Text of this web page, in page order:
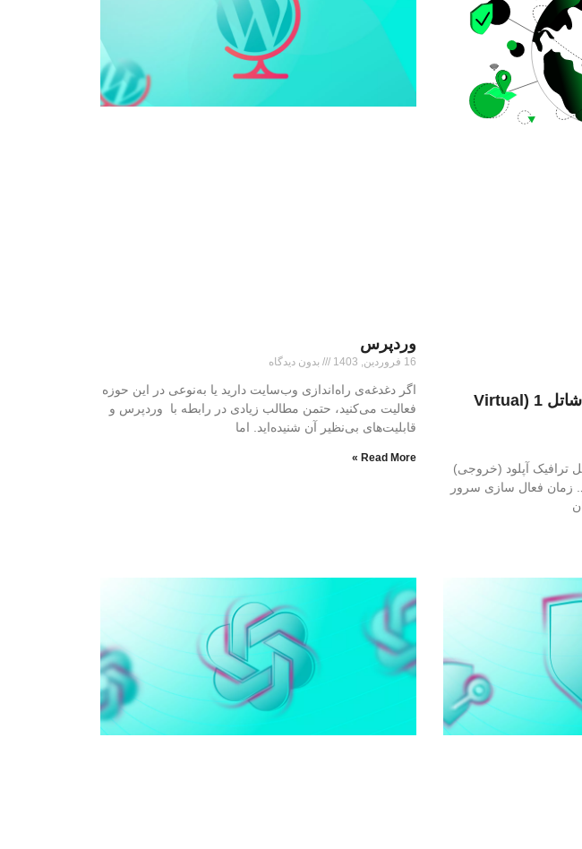
ارائه خدمات سرور مجازی شاتل 1 (Virtual
ترافیک آپلود (خروجی)
زمان فعال سازی سرور
وردپرس
16 فروردین, 1403 بدون دیدگاه
اگر دغدغه‌ی راه‌اندازی وب‌سایت دارید یا به‌نوعی در این حوزه
فعالیت می‌کنید، حتمن مطالب زیادی در رابطه با وردپرس و
قابلیت‌های بی‌نظیر آن شنیده‌اید. اما
Read More »